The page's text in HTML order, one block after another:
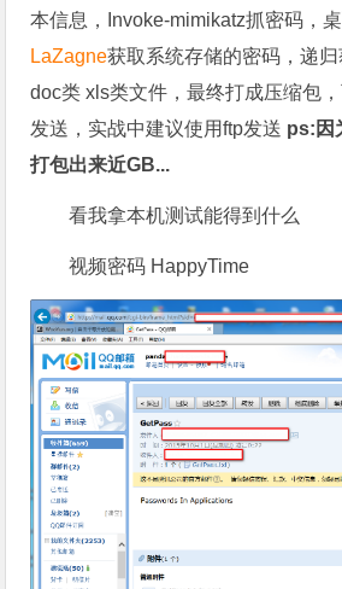
本信息，Invoke-mimikatz抓密码，
LaZagne获取系统存储的密码，递
doc类 xls类文件，最终打成压缩包
发送，实战中建议使用ftp发送 ps:因
打包出来近GB...
看我拿本机测试能得到什么
视频密码 HappyTime